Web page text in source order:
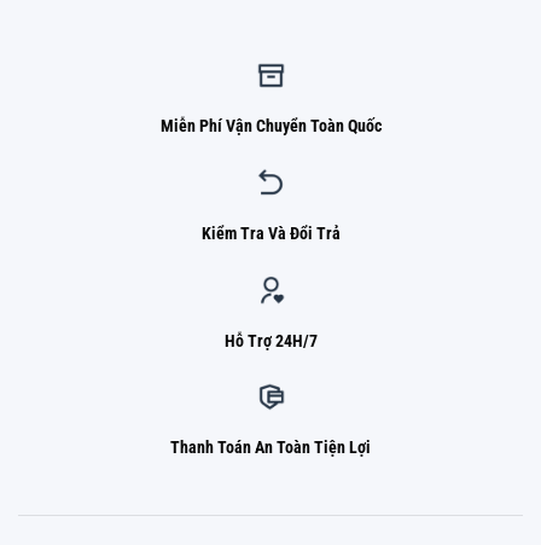
Miễn Phí Vận Chuyển Toàn Quốc
Kiểm Tra Và Đổi Trả
Hỗ Trợ 24H/7
Thanh Toán An Toàn Tiện Lợi